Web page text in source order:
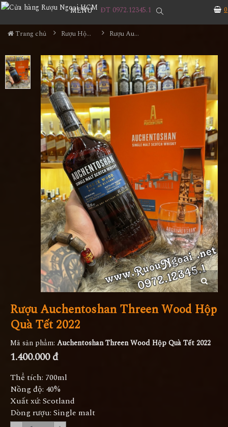
0
MENU ĐT 0972.12345.1
Trang chủ Rượu Hộp Quà Rượu Auchentoshan Threen Wood Hộp Quà Tết 2022
Rượu Auchentoshan Threen Wood Hộp
Quà Tết 2022
Mã sản phẩm: Auchentoshan Threen Wood Hộp Quà Tết 2022
1.400.000 đ
Thể tích: 700ml
Nồng độ: 40%
Xuất xứ: Scotland
Dòng rượu: Single malt